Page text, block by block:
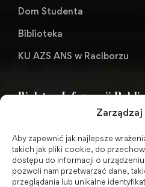
Zarządzaj
Aby zapewnić jak najlepsze
takich jak pliki cookie, do
dostępu do informacji o
pozwoli nam przetwarzać dane,
przeglądania lub unikalne
Dom Studenta
Biblioteka
KU AZS ANS w Raciborzu
Biuletyn Informacji
BIP - Biuletyn Informacji
archiwum